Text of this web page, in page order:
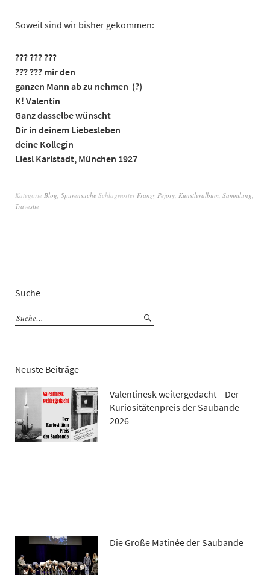
Soweit sind wir bisher gekommen:
??? ??? ???
??? ??? mir den
ganzen Mann ab zu nehmen (?)
K! Valentin
Ganz dasselbe wünscht
Dir in deinem Liebesleben
deine Kollegin
Liesl Karlstadt, München 1927
Kategorie Blog, Spurensuche SchlagwörterFränzy Pejory, Künstleralbum, Sammlung,
Travestie
Suche
Neuste Beiträge
Valentinesk weitergedacht – Der
Kuriositätenpreis der Saubande
2026
Die Große Matinée der Saubande